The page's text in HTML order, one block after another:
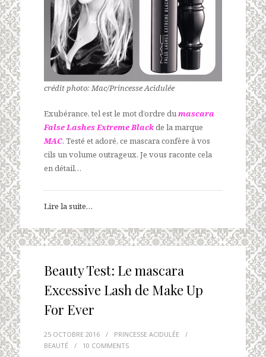
crédit photo: Mac/Princesse Acidulée
Exubérance, tel est le mot d’ordre dumascara
False Lashes Extreme Blackde la marque
MAC. Testé et adoré, ce mascara confère à vos
cils un volume outrageux. Je vous raconte cela
en détail…
Lire la suite…
Beauty Test: Le mascara
Excessive Lash de Make Up
For Ever
25 OCTOBRE 2016 / PRINCESSE ACIDULÉE
/
BEAUTÉ
/ 10 COMMENTS